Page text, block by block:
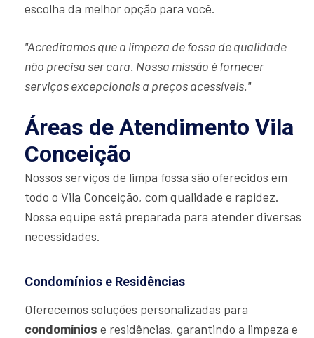
escolha da melhor opção para você.
"Acreditamos que a limpeza de fossa de qualidade
não precisa ser cara. Nossa missão é fornecer
serviços excepcionais a preços acessíveis."
Áreas de Atendimento Vila
Conceição
Nossos serviços de limpa fossa são oferecidos em
todo o Vila Conceição, com qualidade e rapidez.
Nossa equipe está preparada para atender diversas
necessidades.
Condomínios e Residências
Oferecemos soluções personalizadas para
condomínios e residências, garantindo a limpeza e